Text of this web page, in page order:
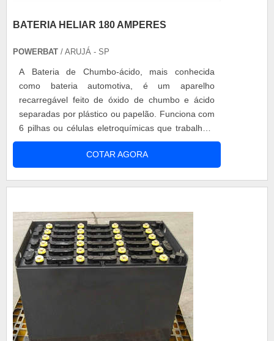
BATERIA HELIAR 180 AMPERES
POWERBAT / ARUJÁ - SP
A Bateria de Chumbo-ácido, mais conhecida
como bateria automotiva, é um aparelho
recarregável feito de óxido de chumbo e ácido
separadas por plástico ou papelão. Funciona com
6 pilhas ou células eletroquímicas que trabalham
em série de 2 volts cada uma, totalizando sua
força eletromotriz de 12 V, empregada em carros,
funciona no sistema de amperagem, dependendo
COTAR AGORA